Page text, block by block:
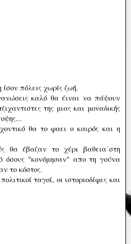
πόλεις χωρίς ζωή.
καλό θα έιναι να πάψουν
της μιας και μοναδικής
θα το φαει ο καιρός και η
θα έβαζαν το χέρι βαθεια΄στη
όσους "κονόμησαν" απο τη γούνα
το κόστος.
ταγοί, οι ιστοριοδίφες και